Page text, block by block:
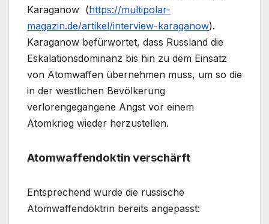
Karaganow (https://multipolar-
magazin.de/artikel/interview-karaganow).
Karaganow befürwortet, dass Russland die
Eskalationsdominanz bis hin zu dem Einsatz
von Atomwaffen übernehmen muss, um so die
in der westlichen Bevölkerung
verlorengegangene Angst vor einem
Atomkrieg wieder herzustellen.
Atomwaffendoktin verschärft
Entsprechend wurde die russische
Atomwaffendoktrin bereits angepasst: